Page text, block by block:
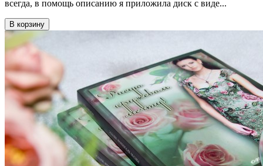
всегда, в помощь описанию я приложила диск с виде...
В корзину